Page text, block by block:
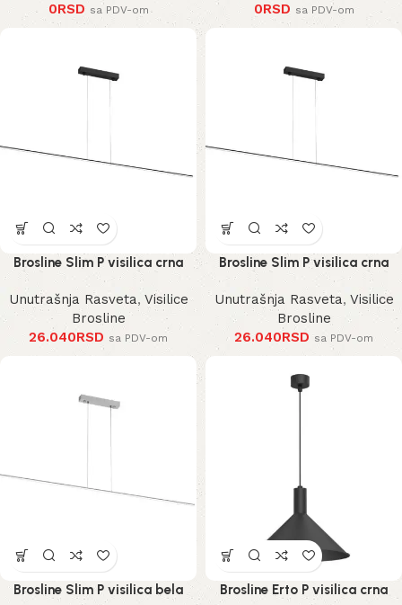
0RSD sa PDV-om
0RSD sa PDV-om
Brosline Slim P visilica crna
Unutrašnja Rasveta, Visilice
Brosline
26.040RSD sa PDV-om
Brosline Slim P visilica crna
Unutrašnja Rasveta, Visilice
Brosline
26.040RSD sa PDV-om
Brosline Slim P visilica bela Brosline Erto P visilica crna